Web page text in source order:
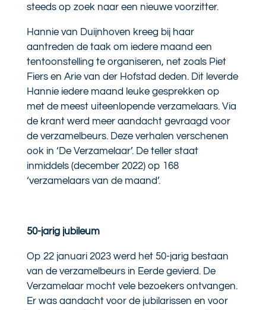
steeds op zoek naar een nieuwe voorzitter.
Hannie van Duijnhoven kreeg bij haar
aantreden de taak om iedere maand een
tentoonstelling te organiseren, net zoals Piet
Fiers en Arie van der Hofstad deden. Dit leverde
Hannie iedere maand leuke gesprekken op
met de meest uiteenlopende verzamelaars. Via
de krant werd meer aandacht gevraagd voor
de verzamelbeurs. Deze verhalen verschenen
ook in ‘De Verzamelaar’. De teller staat
inmiddels (december 2022) op 168
‘verzamelaars van de maand’.
50-jarig jubileum
Op 22 januari 2023 werd het 50-jarig bestaan
van de verzamelbeurs in Eerde gevierd. De
Verzamelaar mocht vele bezoekers ontvangen.
Er was aandacht voor de jubilarissen en voor